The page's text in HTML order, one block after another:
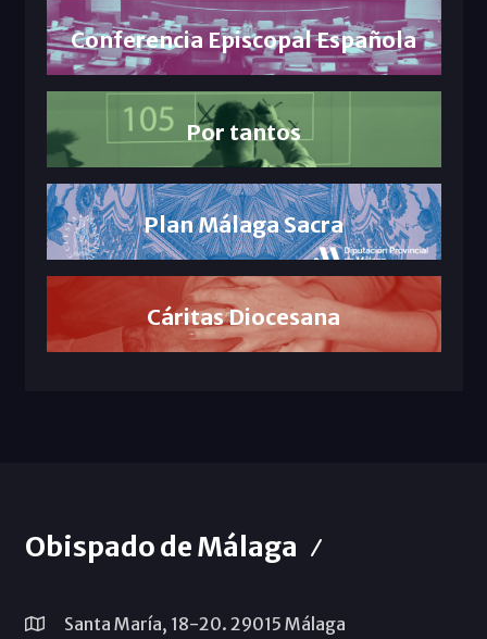
Conferencia Episcopal Española
Por tantos
Plan Málaga Sacra
Cáritas Diocesana
Obispado de Málaga
Santa María, 18-20. 29015 Málaga